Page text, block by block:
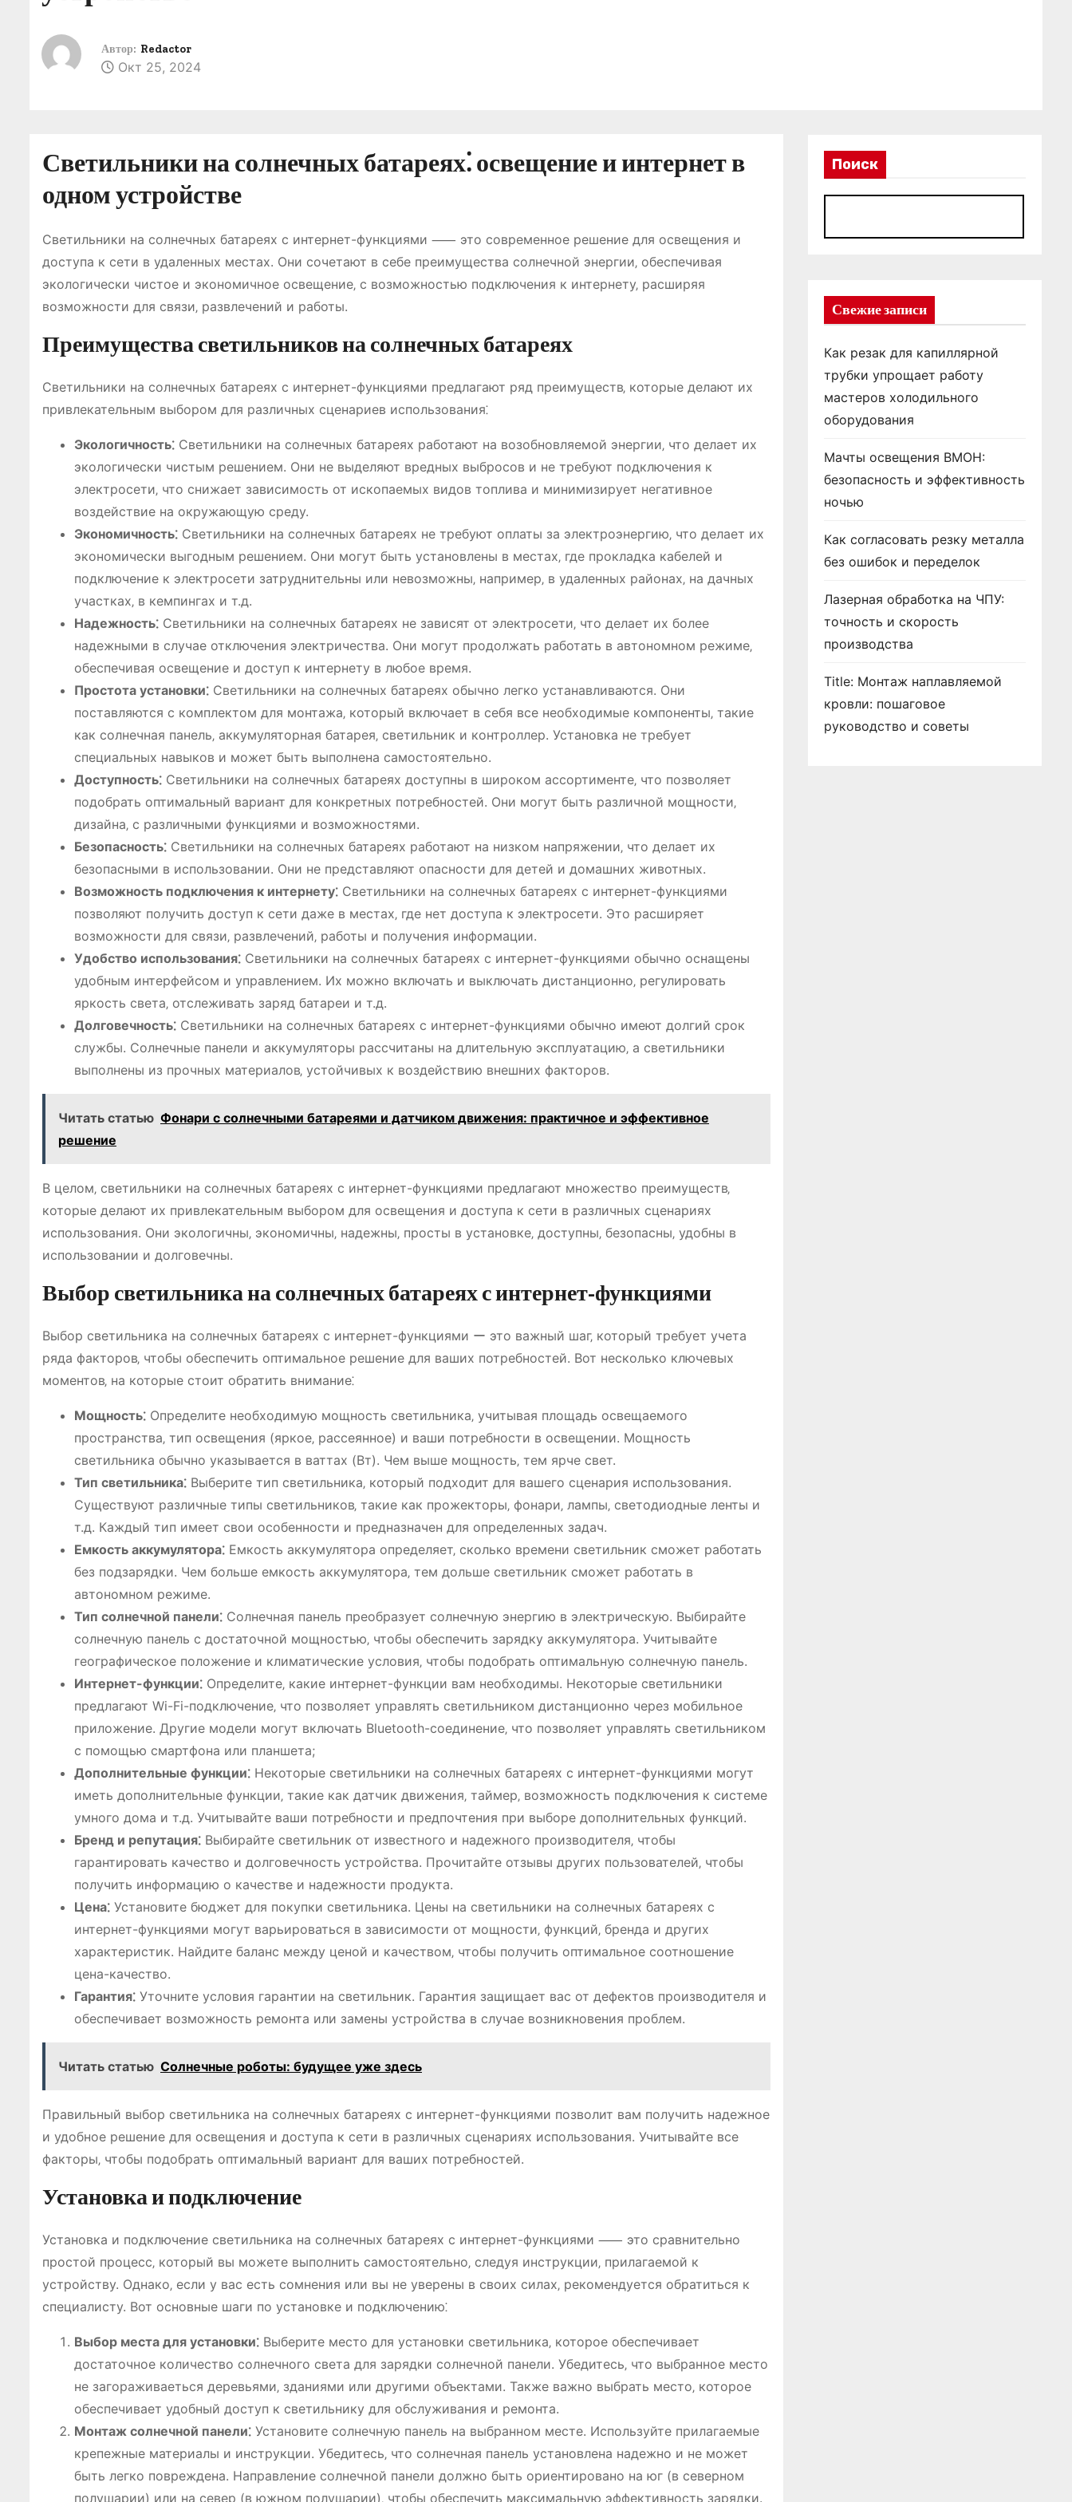
Автор: Redactor
Окт 25, 2024
Светильники на солнечных батареях⁚ освещение и интернет в
одном устройстве
Светильники на солнечных батареях с интернет-функциями ⸺ это современное решение для освещения и
доступа к сети в удаленных местах. Они сочетают в себе преимущества солнечной энергии‚ обеспечивая
экологически чистое и экономичное освещение‚ с возможностью подключения к интернету‚ расширяя
возможности для связи‚ развлечений и работы.
Преимущества светильников на солнечных батареях
Светильники на солнечных батареях с интернет-функциями предлагают ряд преимуществ‚ которые делают их
привлекательным выбором для различных сценариев использования⁚
Экологичность⁚ Светильники на солнечных батареях работают на возобновляемой энергии‚ что делает их
экологически чистым решением. Они не выделяют вредных выбросов и не требуют подключения к
электросети‚ что снижает зависимость от ископаемых видов топлива и минимизирует негативное
воздействие на окружающую среду.
Экономичность⁚ Светильники на солнечных батареях не требуют оплаты за электроэнергию‚ что делает их
экономически выгодным решением. Они могут быть установлены в местах‚ где прокладка кабелей и
подключение к электросети затруднительны или невозможны‚ например‚ в удаленных районах‚ на дачных
участках‚ в кемпингах и т.д.
Надежность⁚ Светильники на солнечных батареях не зависят от электросети‚ что делает их более
надежными в случае отключения электричества. Они могут продолжать работать в автономном режиме‚
обеспечивая освещение и доступ к интернету в любое время.
Простота установки⁚ Светильники на солнечных батареях обычно легко устанавливаются. Они
поставляются с комплектом для монтажа‚ который включает в себя все необходимые компоненты‚ такие
как солнечная панель‚ аккумуляторная батарея‚ светильник и контроллер. Установка не требует
специальных навыков и может быть выполнена самостоятельно.
Доступность⁚ Светильники на солнечных батареях доступны в широком ассортименте‚ что позволяет
подобрать оптимальный вариант для конкретных потребностей. Они могут быть различной мощности‚
дизайна‚ с различными функциями и возможностями.
Безопасность⁚ Светильники на солнечных батареях работают на низком напряжении‚ что делает их
безопасными в использовании. Они не представляют опасности для детей и домашних животных.
Возможность подключения к интернету⁚ Светильники на солнечных батареях с интернет-функциями
позволяют получить доступ к сети даже в местах‚ где нет доступа к электросети. Это расширяет
возможности для связи‚ развлечений‚ работы и получения информации.
Удобство использования⁚ Светильники на солнечных батареях с интернет-функциями обычно оснащены
удобным интерфейсом и управлением. Их можно включать и выключать дистанционно‚ регулировать
яркость света‚ отслеживать заряд батареи и т.д.
Долговечность⁚ Светильники на солнечных батареях с интернет-функциями обычно имеют долгий срок
службы. Солнечные панели и аккумуляторы рассчитаны на длительную эксплуатацию‚ а светильники
выполнены из прочных материалов‚ устойчивых к воздействию внешних факторов.
Читать статью Фонари с солнечными батареями и датчиком движения: практичное и эффективное
решение
В целом‚ светильники на солнечных батареях с интернет-функциями предлагают множество преимуществ‚
которые делают их привлекательным выбором для освещения и доступа к сети в различных сценариях
использования. Они экологичны‚ экономичны‚ надежны‚ просты в установке‚ доступны‚ безопасны‚ удобны в
использовании и долговечны.
Выбор светильника на солнечных батареях с интернет-функциями
Выбор светильника на солнечных батареях с интернет-функциями ー это важный шаг‚ который требует учета
ряда факторов‚ чтобы обеспечить оптимальное решение для ваших потребностей. Вот несколько ключевых
моментов‚ на которые стоит обратить внимание⁚
Мощность⁚ Определите необходимую мощность светильника‚ учитывая площадь освещаемого
пространства‚ тип освещения (яркое‚ рассеянное) и ваши потребности в освещении. Мощность
светильника обычно указывается в ваттах (Вт). Чем выше мощность‚ тем ярче свет.
Тип светильника⁚ Выберите тип светильника‚ который подходит для вашего сценария использования.
Существуют различные типы светильников‚ такие как прожекторы‚ фонари‚ лампы‚ светодиодные ленты и
т.д. Каждый тип имеет свои особенности и предназначен для определенных задач.
Емкость аккумулятора⁚ Емкость аккумулятора определяет‚ сколько времени светильник сможет работать
без подзарядки. Чем больше емкость аккумулятора‚ тем дольше светильник сможет работать в
автономном режиме.
Тип солнечной панели⁚ Солнечная панель преобразует солнечную энергию в электрическую. Выбирайте
солнечную панель с достаточной мощностью‚ чтобы обеспечить зарядку аккумулятора. Учитывайте
географическое положение и климатические условия‚ чтобы подобрать оптимальную солнечную панель.
Интернет-функции⁚ Определите‚ какие интернет-функции вам необходимы. Некоторые светильники
предлагают Wi-Fi-подключение‚ что позволяет управлять светильником дистанционно через мобильное
приложение. Другие модели могут включать Bluetooth-соединение‚ что позволяет управлять светильником
с помощью смартфона или планшета;
Дополнительные функции⁚ Некоторые светильники на солнечных батареях с интернет-функциями могут
иметь дополнительные функции‚ такие как датчик движения‚ таймер‚ возможность подключения к системе
умного дома и т.д. Учитывайте ваши потребности и предпочтения при выборе дополнительных функций.
Бренд и репутация⁚ Выбирайте светильник от известного и надежного производителя‚ чтобы
гарантировать качество и долговечность устройства. Прочитайте отзывы других пользователей‚ чтобы
получить информацию о качестве и надежности продукта.
Цена⁚ Установите бюджет для покупки светильника. Цены на светильники на солнечных батареях с
интернет-функциями могут варьироваться в зависимости от мощности‚ функций‚ бренда и других
характеристик. Найдите баланс между ценой и качеством‚ чтобы получить оптимальное соотношение
цена-качество.
Гарантия⁚ Уточните условия гарантии на светильник. Гарантия защищает вас от дефектов производителя и
обеспечивает возможность ремонта или замены устройства в случае возникновения проблем.
Читать статью Солнечные роботы: будущее уже здесь
Правильный выбор светильника на солнечных батареях с интернет-функциями позволит вам получить надежное
и удобное решение для освещения и доступа к сети в различных сценариях использования. Учитывайте все
факторы‚ чтобы подобрать оптимальный вариант для ваших потребностей.
Установка и подключение
Установка и подключение светильника на солнечных батареях с интернет-функциями ⸺ это сравнительно
простой процесс‚ который вы можете выполнить самостоятельно‚ следуя инструкции‚ прилагаемой к
устройству. Однако‚ если у вас есть сомнения или вы не уверены в своих силах‚ рекомендуется обратиться к
специалисту. Вот основные шаги по установке и подключению⁚
Выбор места для установки⁚ Выберите место для установки светильника‚ которое обеспечивает
достаточное количество солнечного света для зарядки солнечной панели. Убедитесь‚ что выбранное место
не загораживаеться деревьями‚ зданиями или другими объектами. Также важно выбрать место‚ которое
обеспечивает удобный доступ к светильнику для обслуживания и ремонта.
Монтаж солнечной панели⁚ Установите солнечную панель на выбранном месте. Используйте прилагаемые
крепежные материалы и инструкции. Убедитесь‚ что солнечная панель установлена надежно и не может
быть легко повреждена. Направление солнечной панели должно быть ориентировано на юг (в северном
полушарии) или на север (в южном полушарии)‚ чтобы обеспечить максимальную эффективность зарядки.
Поиск
Свежие записи
Как резак для капиллярной
трубки упрощает работу
мастеров холодильного
оборудования
Мачты освещения ВМОН:
безопасность и эффективность
ночью
Как согласовать резку металла
без ошибок и переделок
Лазерная обработка на ЧПУ:
точность и скорость
производства
Title: Монтаж наплавляемой
кровли: пошаговое
руководство и советы